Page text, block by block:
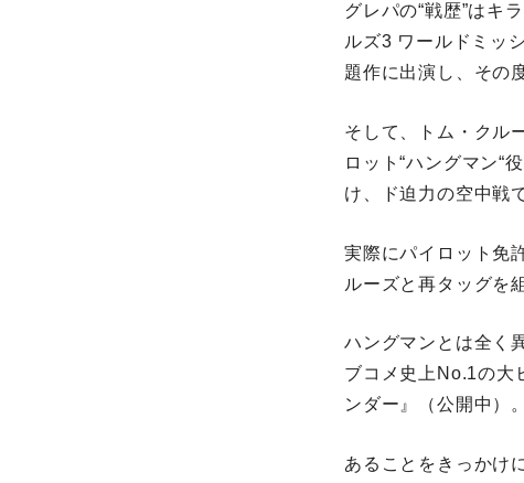
グレパの“戦歴”はキ
ルズ3 ワールドミッ
題作に出演し、その
そして、トム・クル
ロット“ハングマン“
け、ド迫力の空中戦
実際にパイロット免
ルーズと再タッグを
ハングマンとは全く
ブコメ史上No.1の大
ンダー』（公開中）。
あることをきっかけ